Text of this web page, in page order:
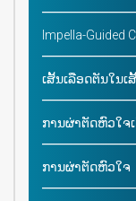
Impella-Guided
ເສັ້ນເລືອດຕັນໃນເ
ການຜ່າຕັດຫົວໃຈ
ການຜ່າຕັດຫົວໃຈ